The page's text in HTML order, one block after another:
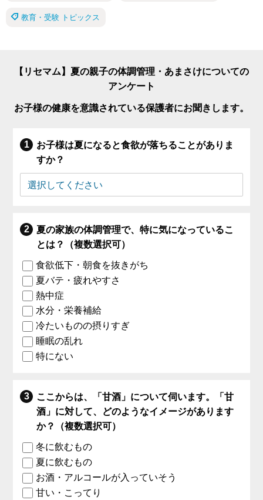
教育・受験 トピックス
【リセマム】夏の親子の体調管理・あまさけについての
アンケート
お子様の健康を意識されている保護者にお聞きします。
お子様は夏になると食欲が落ちることがありま
すか？
夏の家族の体調管理で、特に気になっているこ
とは？（複数選択可）
食欲低下・朝食を抜きがち
夏バテ・疲れやすさ
熱中症
水分・栄養補給
冷たいものの摂りすぎ
睡眠の乱れ
特にない
ここからは、「甘酒」について伺います。「甘
酒」に対して、どのようなイメージがあります
か？（複数選択可）
冬に飲むもの
夏に飲むもの
お酒・アルコールが入っていそう
甘い・こってり